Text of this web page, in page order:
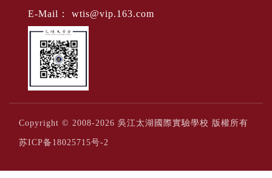
E-Mail： wtis@vip.163.com
Copyright © 2008-2026 吳江太湖國際實驗學校 版權所有
苏ICP备18025715号-2